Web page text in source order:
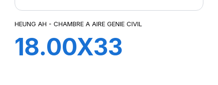
HEUNG AH - CHAMBRE A AIRE GENIE CIVIL
18.00X33